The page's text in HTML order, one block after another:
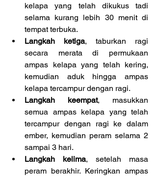
kelapa yang telah dikukus tadi
selama kurang lebih 30 menit di
tempat terbuka.
Langkah ketiga, taburkan ragi
secara merata di permukaan
ampas kelapa yang telah kering,
kemudian aduk hingga ampas
kelapa tercampur dengan ragi.
Langkah keempat, masukkan
semua ampas kelapa yang telah
tercampur dengan ragi ke dalam
ember, kemudian peram selama 2
sampai 3 hari.
Langkah kelima, setelah masa
peram berakhir. Keringkan ampas